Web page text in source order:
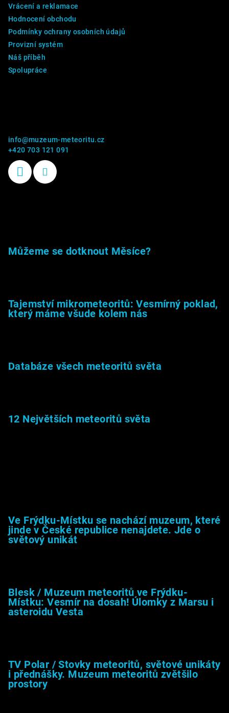
Vrácení a reklamace
Hodnocení obchodu
Podmínky ochrany osobních údajů
Provizní systém
Náš příběh
Spolupráce
info@muzeum-meteoritu.cz
+420 703 121 091
Můžeme se dotknout Měsíce?
Tajemství mikrometeoritů: Vesmírný poklad,
který máme všude kolem nás
Databáze všech meteoritů světa
12 Největších meteoritů světa
Ve Frýdku-Místku se nachází muzeum, které
jinde v České republice nenajdete. Jde o
světový unikát
Blesk / Muzeum meteoritů ve Frýdku-
Místku: Vesmír na dosah! Úlomky z Marsu i
asteroidu Vesta
TV Polar / Stovky meteoritů, světové unikáty
i přednášky. Muzeum meteoritů zvětšilo
prostory